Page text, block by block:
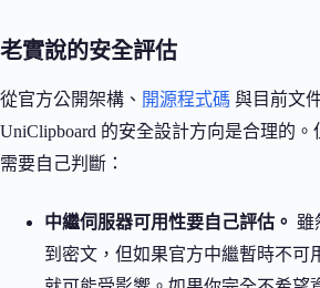
老實說的安全評估
從官方公開架構、 開源程式碼 與目前文
UniClipboard 的安全設計方向是合理的
需要自己判斷：
中繼伺服器可用性要自己評估。 雖
到密文，但如果官方中繼暫時不可